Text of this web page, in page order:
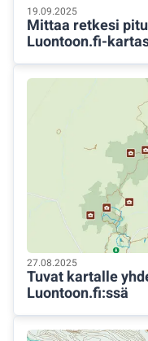
19.09.2025
Mittaa retkesi
Luontoon.fi-
27.08.2025
Tuvat kartalle
Luontoon.fi:ssä